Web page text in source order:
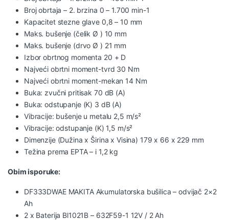
Broj obrtaja – 2. brzina 0 – 1.700 min-1
Kapacitet stezne glave 0,8 – 10 mm
Maks. bušenje (čelik Ø ) 10 mm
Maks. bušenje (drvo Ø ) 21 mm
Izbor obrtnog momenta 20 + D
Najveći obrtni moment-tvrd 30 Nm
Najveći obrtni moment-mekan 14 Nm
Buka: zvučni pritisak 70 dB (A)
Buka: odstupanje (K) 3 dB (A)
Vibracije: bušenje u metalu 2,5 m/s²
Vibracije: odstupanje (K) 1,5 m/s²
Dimenzije (Dužina x Širina x Visina) 179 x 66 x 229 mm
Težina prema EPTA – i 1,2 kg
Obim isporuke:
DF333DWAE MAKITA Akumulatorska bušilica – odvijač 2×2
Ah
2 x Baterija Bl1021B – 632F59-1 12V / 2 Ah